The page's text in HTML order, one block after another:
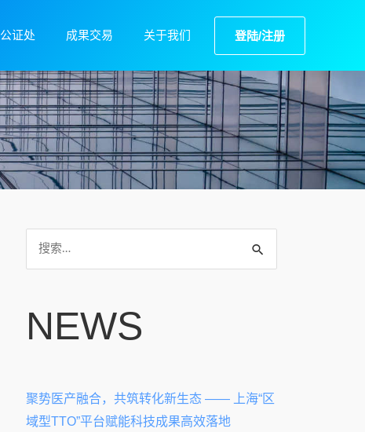
公证处 成果交易 关于我们 登陆/注册
NEWS
聚势医产融合，共筑转化新生态 —— 上海“区
域型TTO”平台赋能科技成果高效落地